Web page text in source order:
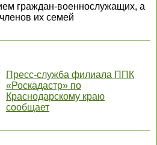
граждан-военнослужащих, а
их семей
Пресс-служба филиала ППК
«Роскадастр» по
Краснодарскому краю
сообщает